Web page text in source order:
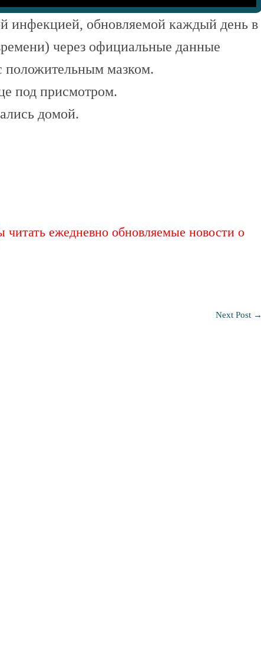
инфекцией, обновляемой каждый день в
через официальные данные
положительным мазком.
под присмотром.
домой.
ежедневно обновляемые новости о
Next Post →